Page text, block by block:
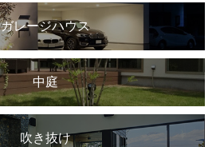
ガレージハウス
中庭
吹き抜け